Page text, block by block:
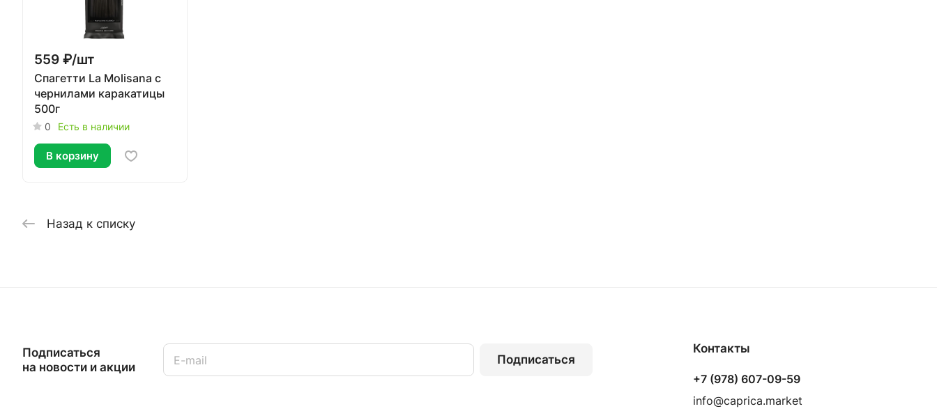
559 ₽/шт
Спагетти La Molisana с
чернилами каракатицы
500г
0 Есть в наличии
В корзину
Назад к списку
Подписаться
на новости и акции
Подписаться
Контакты
+7 (978) 607-09-59
info@caprica.market